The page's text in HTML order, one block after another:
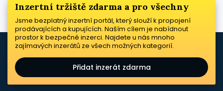
Inzertní tržiště zdarma a pro všechny
Jsme bezplatný inzertní portál, který slouží k propojení
prodávajících a kupujících. Naším cílem je nabídnout
prostor k bezpečné inzerci. Najdete u nás mnoho
zajímavých inzerátů ze všech možných kategorií.
Přidat inzerát zdarma